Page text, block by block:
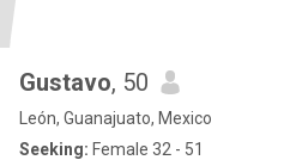
Gustavo, 50
León, Guanajuato, Mexico
Seeking: Female 32 - 51